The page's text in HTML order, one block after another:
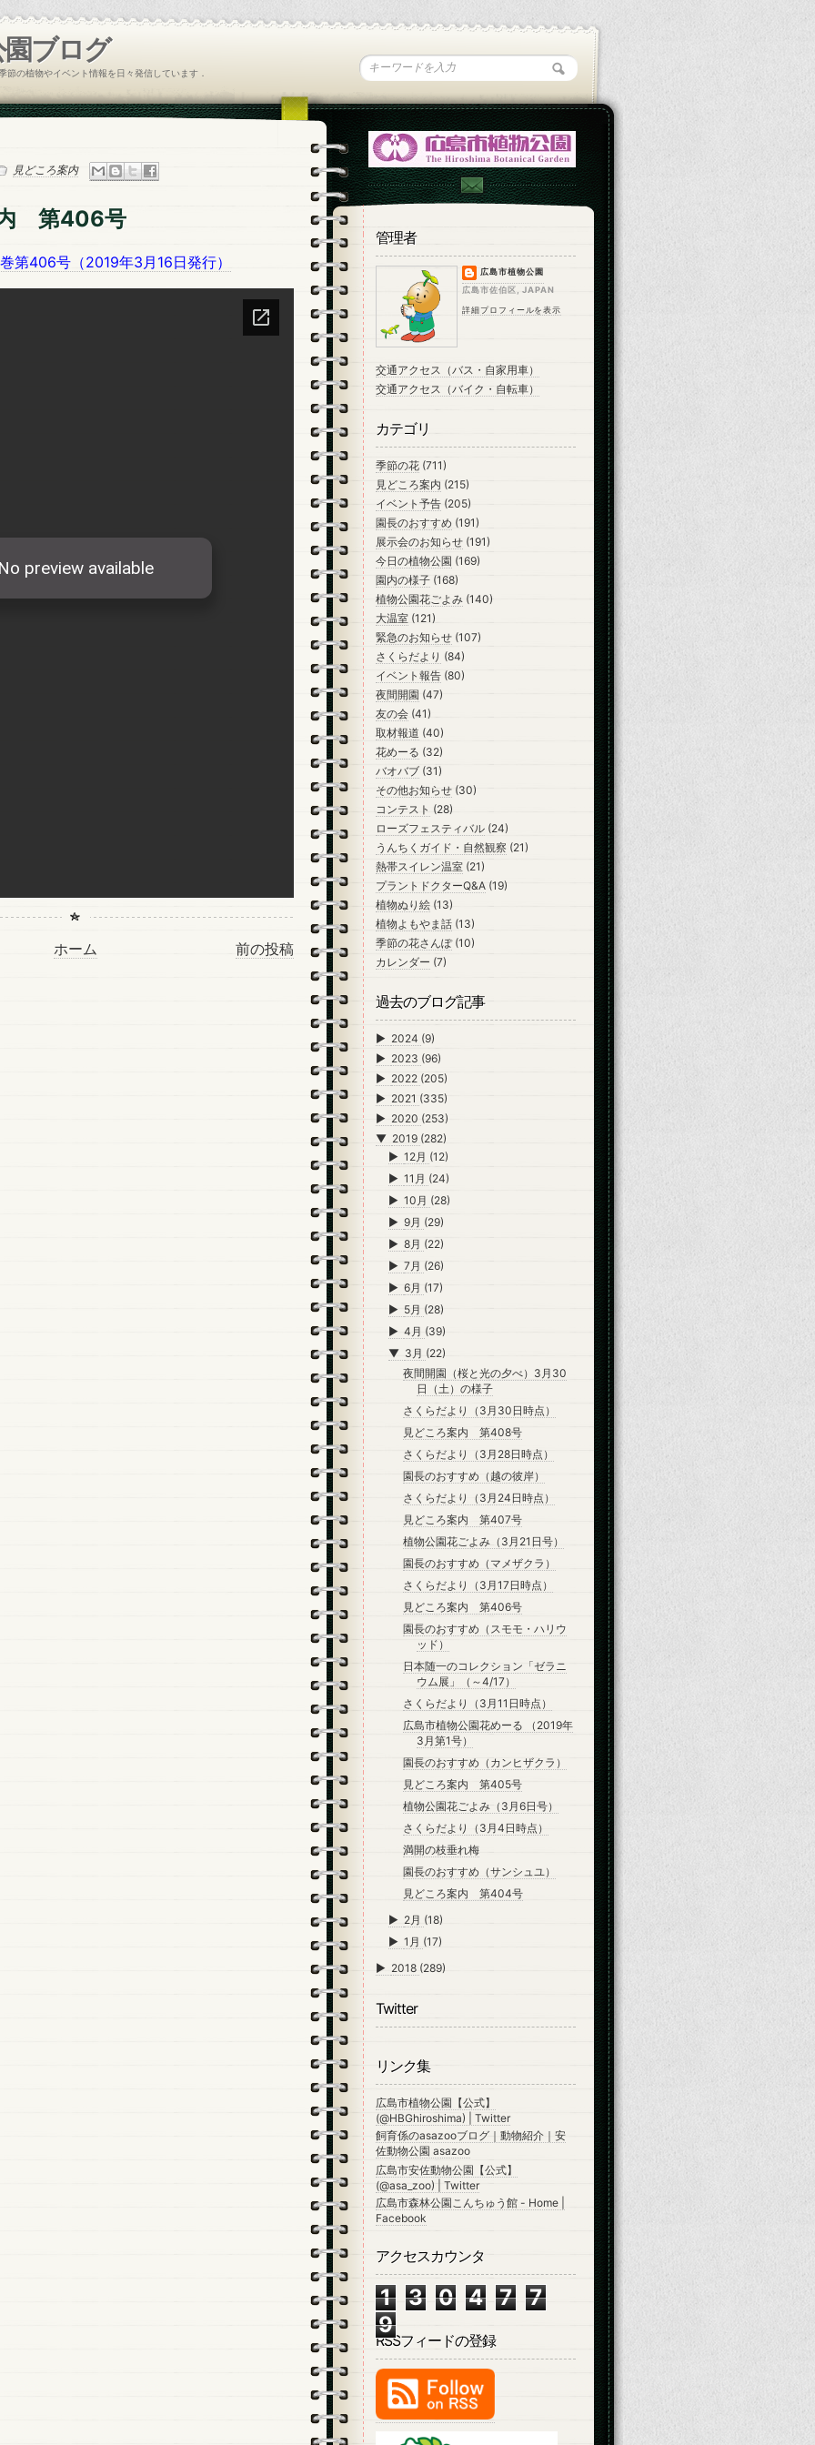
ブログ
の植物やイベント情報を日々発信しています．
見どころ案内
第406号
第406号（2019年3月16日発行）
前の投稿
ホーム
管理者
広島市植物公園
広島市佐伯区, JAPAN
詳細プロフィールを表示
交通アクセス（バス・自家用車）
交通アクセス（バイク・自転車）
カテゴリ
季節の花 (711)
見どころ案内 (215)
イベント予告 (205)
園長のおすすめ (191)
展示会のお知らせ (191)
今日の植物公園 (169)
園内の様子 (168)
植物公園花ごよみ (140)
大温室 (121)
緊急のお知らせ (107)
さくらだより (84)
イベント報告 (80)
夜間開園 (47)
友の会 (41)
取材報道 (40)
花めーる (32)
バオバブ (31)
その他お知らせ (30)
コンテスト (28)
ローズフェスティバル (24)
うんちくガイド・自然観察 (21)
熱帯スイレン温室 (21)
プラントドクターQ&A (19)
植物ぬり絵 (13)
植物よもやま話 (13)
季節の花さんぽ (10)
カレンダー (7)
過去のブログ記事
► 2024 (9)
► 2023 (96)
► 2022 (205)
► 2021 (335)
► 2020 (253)
▼ 2019 (282)
►12月 (12)
►11月 (24)
►10月 (28)
►9月 (29)
►8月 (22)
►7月 (26)
►6月 (17)
► 5月 (28)
►4月 (39)
▼ 3月 (22)
夜間開園（桜と光の夕べ）3月30
日（土）の様子
さくらだより（3月30日時点）
見どころ案内 第408号
さくらだより（3月28日時点）
園長のおすすめ（越の彼岸）
さくらだより（3月24日時点）
見どころ案内 第407号
植物公園花ごよみ（3月21日号）
園長のおすすめ（マメザクラ）
さくらだより（3月17日時点）
見どころ案内 第406号
園長のおすすめ（スモモ・ハリウ
ッド）
日本随一のコレクション「ゼラニ
ウム展」（～4/17）
さくらだより（3月11日時点）
広島市植物公園花めーる （2019年
3月第1号）
園長のおすすめ（カンヒザクラ）
見どころ案内 第405号
植物公園花ごよみ（3月6日号）
さくらだより（3月4日時点）
満開の枝垂れ梅
園長のおすすめ（サンシュユ）
見どころ案内 第404号
►2月 (18)
►1月 (17)
► 2018 (289)
Twitter
リンク集
広島市植物公園【公式】
(@HBGhiroshima) | Twitter
飼育係のasazooブログ｜動物紹介｜安
佐動物公園 asazoo
広島市安佐動物公園【公式】
(@asa_zoo) | Twitter
広島市森林公園こんちゅう館 - Home |
Facebook
アクセスカウンタ
1 3 0 4 7
7
9
RSSフィードの登録